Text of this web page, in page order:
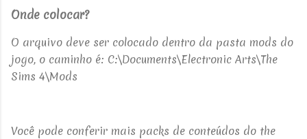
Onde colocar?
O arquivo deve ser colocado dentro da pasta mods do
jogo, o caminho é: C:\Documents\Electronic Arts\The
Sims 4\Mods
Você pode conferir mais packs de conteúdos do the